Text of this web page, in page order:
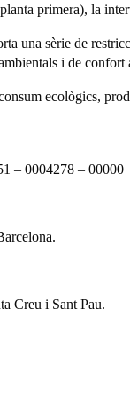
primera), la
una sèrie de
i de confort
ecològics,
– 0004278 – 00000
Creu i Sant Pau.